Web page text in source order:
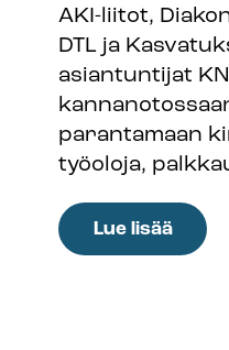
AKI-liitot,
DTL ja
asiantuntijat
parantamaan
työoloja,
Lue lisää:
Liitot: